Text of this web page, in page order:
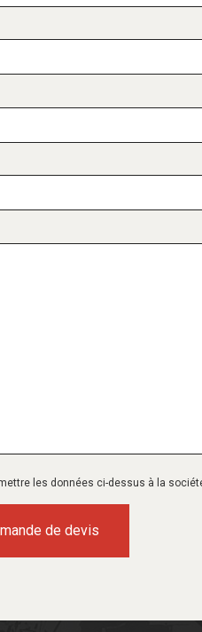
les données ci-dessus à la